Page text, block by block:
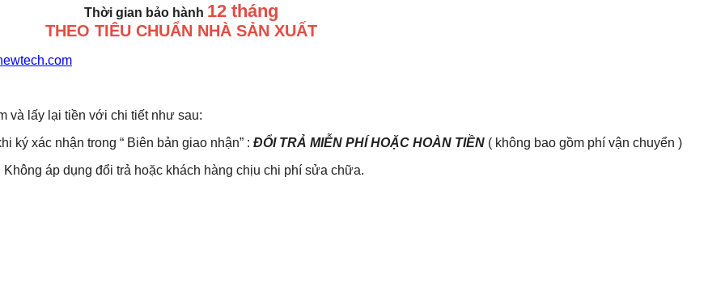
Thời gian bảo hành 12 tháng
THEO TIÊU CHUẨN NHÀ SẢN XUẤT
và lấy lại tiền với chi tiết như sau:
ký xác nhận trong “ Biên bản giao nhận” : ĐỔI TRẢ MIỄN PHÍ HOẶC HOÀN TIỀN ( không bao gồm phí vận chuyển )
áp dụng đổi trả hoặc khách hàng chịu chi phí sửa chữa.